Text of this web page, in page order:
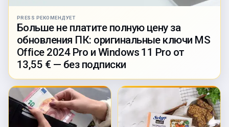
PRESS РЕКОМЕНДУЕТ
Больше не платите полную цену за
обновления ПК: оригинальные ключи MS
Office 2024 Pro и Windows 11 Pro от
13,55 € — без подписки